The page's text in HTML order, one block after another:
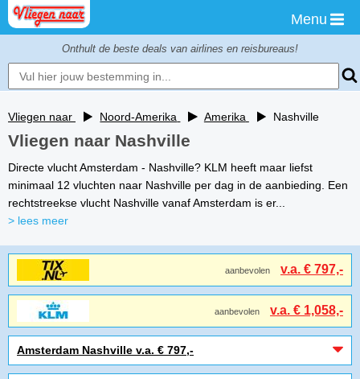
Menu
Onthult de beste deals van airlines en reisbureaus!
Vliegen naar Noord-Amerika Amerika Nashville
Vliegen naar Nashville
Directe vlucht Amsterdam - Nashville? KLM heeft maar liefst
minimaal 12 vluchten naar Nashville per dag in de aanbieding. Een
rechtstreekse vlucht Nashville vanaf Amsterdam is er...
> lees meer
aanbevolen v.a. € 797,-
aanbevolen v.a. € 1,058,-
Amsterdam Nashville v.a. € 797,-